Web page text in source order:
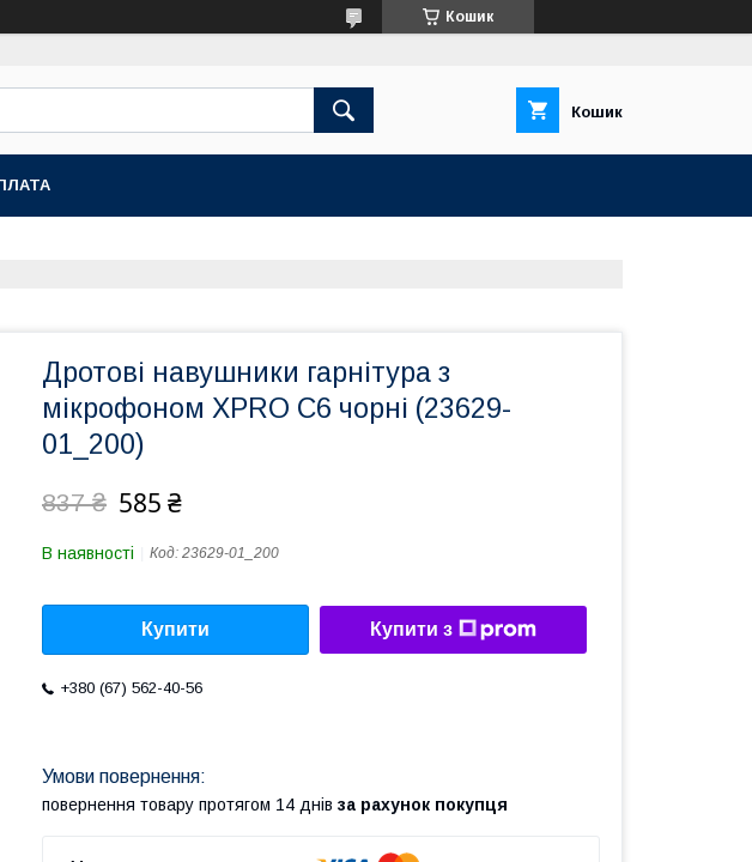
Кошик
Кошик
Дротові навушники гарнітура з
мікрофоном XPRO C6 чорні (23629-
01_200)
837 ₴ 585 ₴
В наявності Код: 23629-01_200
Купити Купити з
+380 (67) 562-40-56
повернення товару протягом 14 днів за рахунок покупця